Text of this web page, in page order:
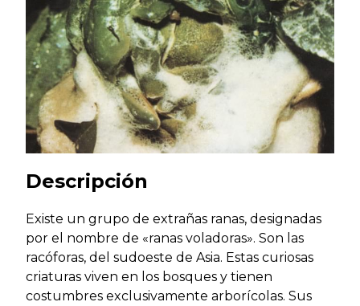
Descripción
Existe un grupo de extrañas ranas, designadas
por el nombre de «ranas voladoras». Son las
racóforas, del sudoeste de Asia. Estas curiosas
criaturas viven en los bosques y tienen
costumbres exclusivamente arborícolas. Sus